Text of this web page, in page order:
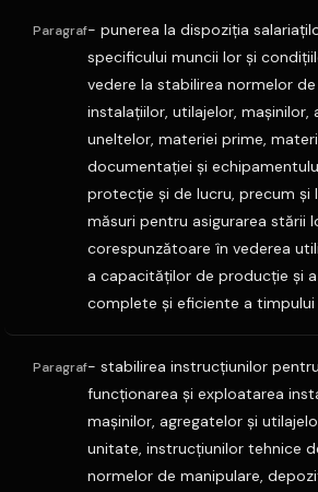
Paragraf- punerea la dispoziţia
specificului muncii lor şi
vedere la stabilirea normelor
instalaţiilor, utilajelor, maşinilor,
uneltelor, materiei prime,
documentaţiei şi
protecţie şi de lucru, precum şi
măsuri pentru asigurarea stării
corespunzătoare în vederea
a capacităţilor de producţie şi
complete şi eficiente a timpului
Paragraf- stabilirea instrucţiunilor pentru
funcţionarea şi exploatarea
maşinilor, agregatelor şi
unitate, instrucţiunilor tehnice
normelor de manipulare,